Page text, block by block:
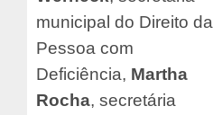
municipal do Direito da
Pessoa com
Deficiência, Martha
Rocha, secretária